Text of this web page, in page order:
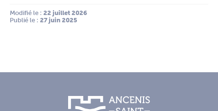
Modifié le : 22 juillet 2026
Publié le : 27 juin 2025